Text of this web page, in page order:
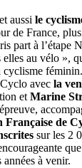
aussi le
de France,
part à l’étape
elles au vélo »,
cyclisme
avec la
et Marine
Française de
sur les 2
à venir.